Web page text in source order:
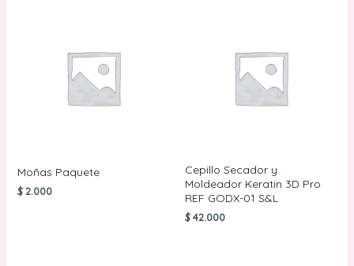
Moñas Paquete
$2.000
Cepillo Secador y
Moldeador Keratin 3D Pro
REF GODX-01 S&L
$42.000